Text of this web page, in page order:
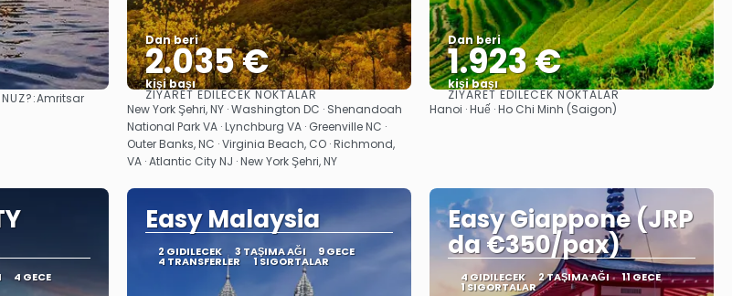
Amritsar
Dan beri
2.035 €
kişi başı
Görüntüle
ZIYARET EDILECEK NOKTALAR
New York Şehri, NY · Washington DC · Shenandoah
National Park VA · Lynchburg VA · Greenville NC ·
Outer Banks, NC · Virginia Beach, CO · Richmond,
VA · Atlantic City NJ · New York Şehri, NY
Dan beri
1.923 €
kişi başı
Görüntüle
ZIYARET EDILECEK NOKTALAR
Hanoi · Huế · Ho Chi Minh (Saigon)
4 GECE
Easy Malaysia
2 GIDILECEK 3 TAŞIMA AĞI 9 GECE
4 TRANSFERLER 1 SIGORTALAR
Easy Giappone (JRP
da €350/pax)
4 GIDILECEK 2 TAŞIMA AĞI 11 GECE
1 SIGORTALAR